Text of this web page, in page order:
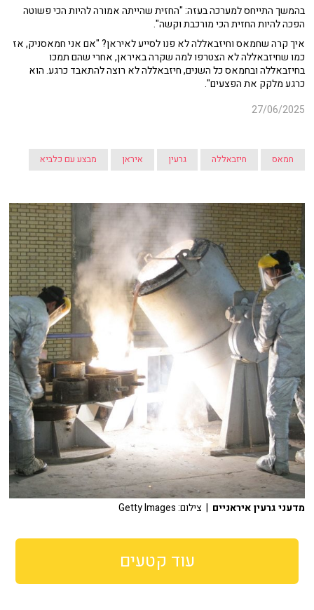
בהמשך התייחס למערכה בעזה: "החזית שהייתה אמורה להיות הכי פשוטה
הפכה להיות החזית הכי מורכבת וקשה".
איך קרה שחמאס וחיזבאללה לא פנו לסייע לאיראן? "אם אני חמאסניק, אז
כמו שחיזבאללה לא הצטרפו למה שקרה באיראן, אחרי שהם תמכו
בחיזבאללה ובחמאס כל השנים, חיזבאללה לא רוצה להתאבד כרגע. הוא
כרגע מלקק את הפצעים".
27/06/2025
חמאס חיזבאללה גרעין איראן מבצע עם כלביא
מדעני גרעין איראניים | צילום: Getty Images
עוד קטעים